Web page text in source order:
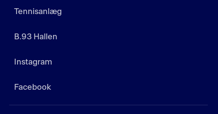
Tennisanlæg
B.93 Hallen
Instagram
Facebook